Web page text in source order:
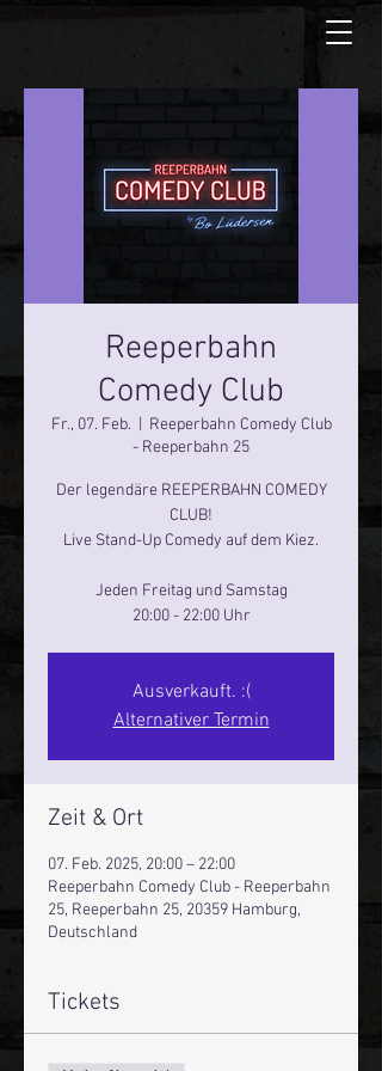
Reeperbahn
Comedy Club
Fr., 07. Feb.
Reeperbahn Comedy Club
- Reeperbahn 25
Der legendäre REEPERBAHN COMEDY
CLUB!
Live Stand-Up Comedy auf dem Kiez.
Jeden Freitag und Samstag
20:00 - 22:00 Uhr
Ausverkauft. :(
Alternativer Termin
Zeit & Ort
07. Feb. 2025, 20:00 – 22:00
Reeperbahn Comedy Club - Reeperbahn
25, Reeperbahn 25, 20359 Hamburg,
Deutschland
Tickets